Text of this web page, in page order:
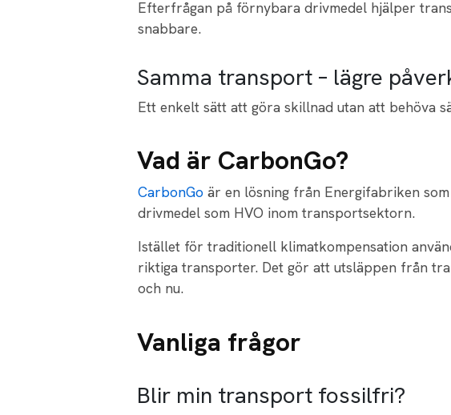
Efterfrågan på förnybara drivmedel hjälper
snabbare.
Samma transport – lägre
Ett enkelt sätt att göra skillnad utan att behöva
Vad är CarbonGo?
CarbonGo är en lösning från Energifabriken
drivmedel som HVO inom transportsektorn.
Istället för traditionell klimatkompensation
riktiga transporter. Det gör att utsläppen från
och nu.
Vanliga frågor
Blir min transport fossilfri?